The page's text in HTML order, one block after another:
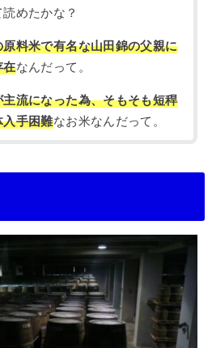
めたかな？
原料米で有名な山田錦の父親に
在なんだって。
主流になった為、そもそも短稈
入手困難なお米なんだって。